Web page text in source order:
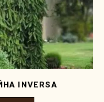
INVERSA